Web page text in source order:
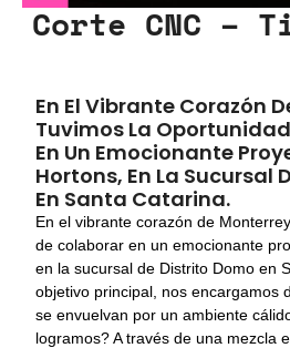
Corte CNC –
En El Vibrante Corazón
Tuvimos La
En Un Emocionante
Hortons, En La Sucursal
En Santa Catarina.
En el vibrante corazón de
de colaborar en un emocionante
en la sucursal de Distrito Domo en
objetivo principal, nos encargamos
se envuelvan por un ambiente
logramos? A través de una mezcla